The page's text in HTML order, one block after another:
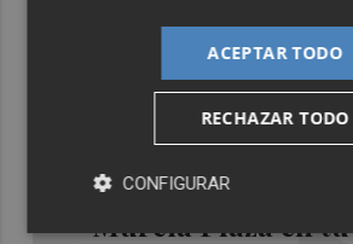
Recibe toda la
Murcia Plaza en
ACEPTAR TODO
RECHAZAR TODO
CONFIGURAR